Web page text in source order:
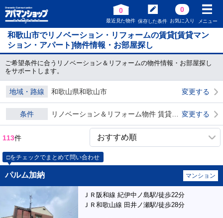
0
最近見た物件 保存した条件
0
お気に入り メニュー
和歌山市でリノベーション・リフォームの賃貸[賃貸マン
ション・アパート]物件情報・お部屋探し
ご希望条件に合うリノベーション＆リフォームの物件情報・お部屋探し
をサポートします。
地域・路線 和歌山県和歌山市 変更する
条件 変更する
113件
□をチェックでまとめて問い合わせ
パルム加納 マンション
ＪＲ阪和線 紀伊中ノ島駅/徒歩22分
ＪＲ和歌山線 田井ノ瀬駅/徒歩28分